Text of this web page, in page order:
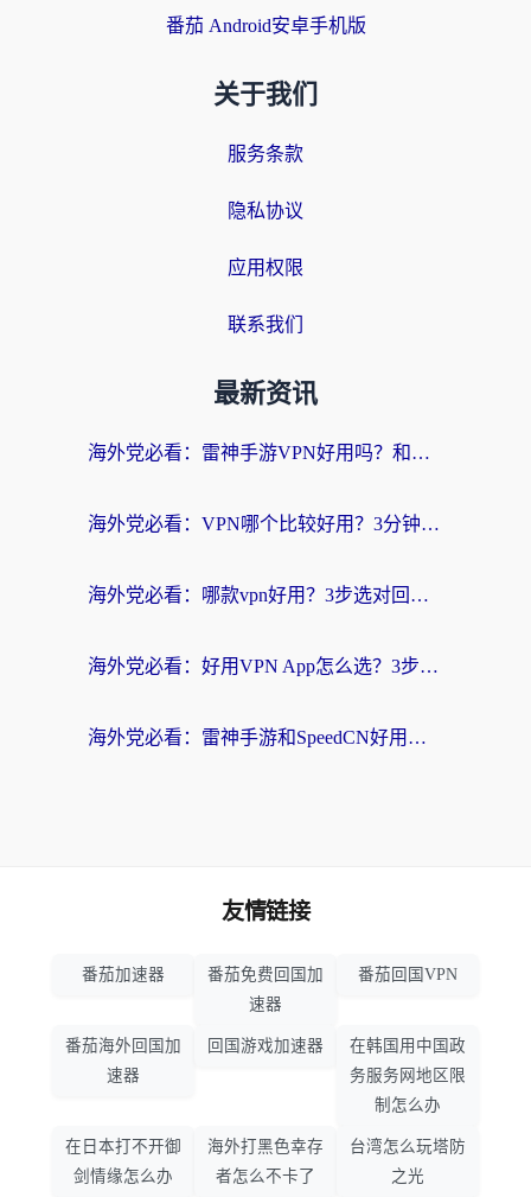
番茄 Android安卓手机版
关于我们
服务条款
隐私协议
应用权限
联系我们
最新资讯
海外党必看：雷神手游VPN好用吗？和天速回国VPN对比哪个回国效果更好？附实用加速器选择指南
海外党必看：VPN哪个比较好用？3分钟找到适合你的回国加速方案
海外党必看：哪款vpn好用？3步选对回国加速器，无缝刷剧玩游戏
海外党必看：好用VPN App怎么选？3步教你无缝访问国内资源
海外党必看：雷神手游和SpeedCN好用吗？3招选对回国加速器无缝刷国内资源
友情链接
番茄加速器
番茄免费回国加
速器
番茄回国VPN
番茄海外回国加
速器
回国游戏加速器
在韩国用中国政
务服务网地区限
制怎么办
在日本打不开御
剑情缘怎么办
海外打黑色幸存
者怎么不卡了
台湾怎么玩塔防
之光